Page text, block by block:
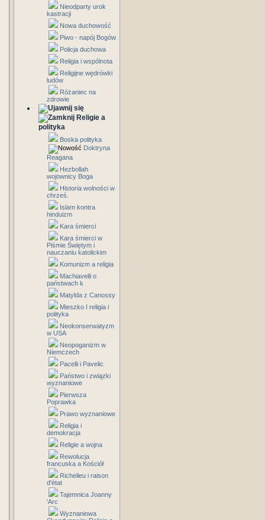
Nieodparty urok
kastracji
Nowa duchowość
Piwo - napój Bogów
Policja duchowa
Religia i wspólnota
Religijne wędrówki
ludów
Różaniec na
zdrowie
Religie a
polityka
Boska polityka
Doktryna
Reagana
Hezbollah
wojownicy Boga
Historia wolności w
chrześ.
Islam kontra
hinduizm
Kara śmierci
Kara śmierci w
Piśmie Świętym i
nauczaniu katolickim
Komunizm a religia
Machiavelli o
państwach k
Matylda z Canossy
Mieszko I religia i
polityka
Neokonserwatyzm
w USA
Neopoganizm w
Niemczech
Pacelli i Pavelic
Państwo i związki
wyznaniowe
Pierwsza
Poprawka
Prawo wyznaniowe
Religia i
demokracja
Religie a wojna
Rewolucja
francuska a Kościół
Richelieu i raison
d'état
Tajemnica Joanny
'Arc
Wyznaniowa